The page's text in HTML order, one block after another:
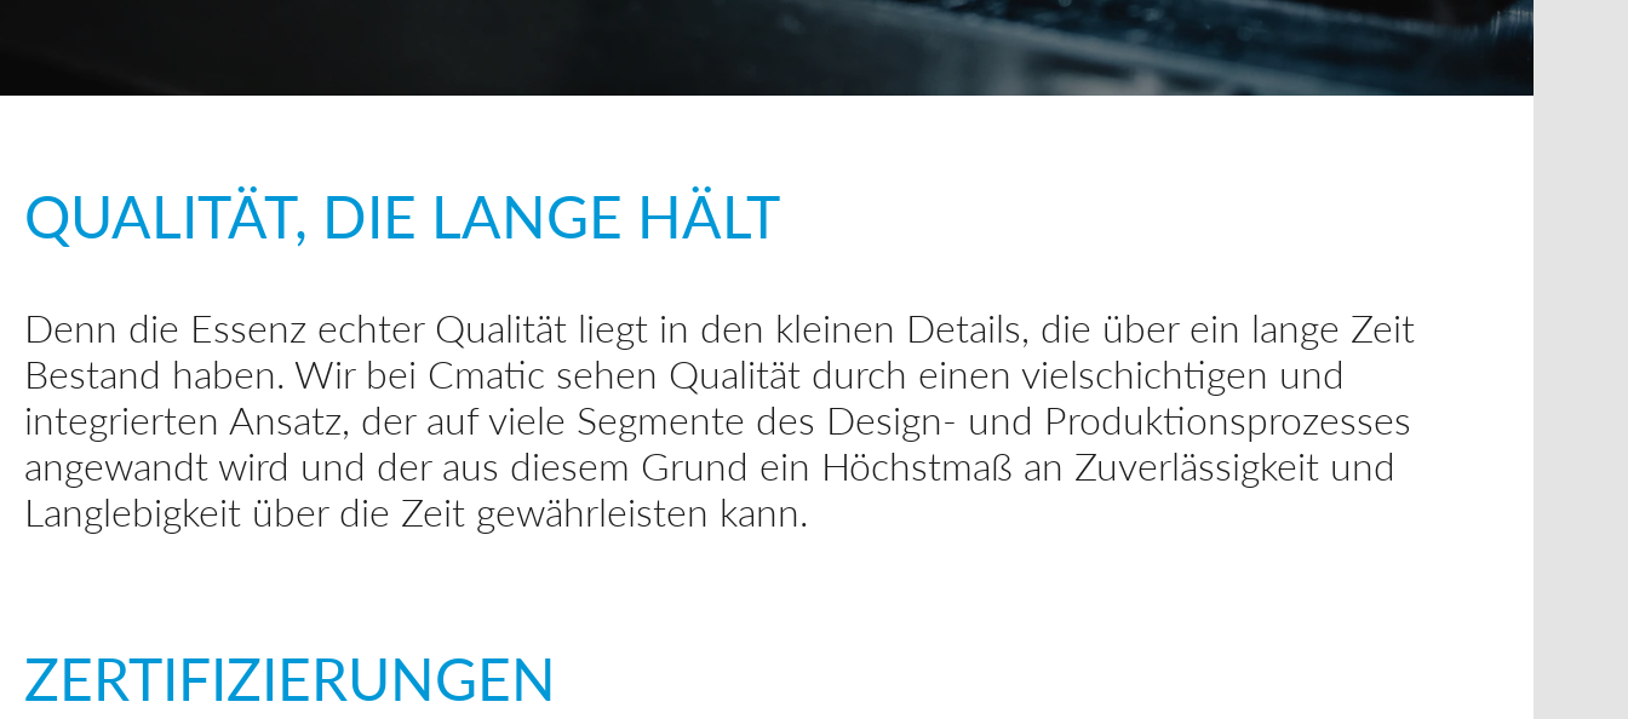
QUALITÄT, DIE LANGE HÄLT
Denn die Essenz echter Qualität liegt in den kleinen Details, die über ein lange Zeit
Bestand haben. Wir bei Cmatic sehen Qualität durch einen vielschichtigen und
integrierten Ansatz, der auf viele Segmente des Design- und Produktionsprozesses
angewandt wird und der aus diesem Grund ein Höchstmaß an Zuverlässigkeit und
Langlebigkeit über die Zeit gewährleisten kann.
ZERTIFIZIERUNGEN